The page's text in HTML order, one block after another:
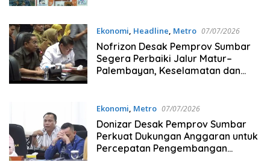
Ekonomi, Headline, Metro 07/07/2026
Nofrizon Desak Pemprov Sumbar
Segera Perbaiki Jalur Matur–
Palembayan, Keselamatan dan
Ekonomi, Metro 07/07/2026
Donizar Desak Pemprov Sumbar
Perkuat Dukungan Anggaran untuk
Percepatan Pengembangan